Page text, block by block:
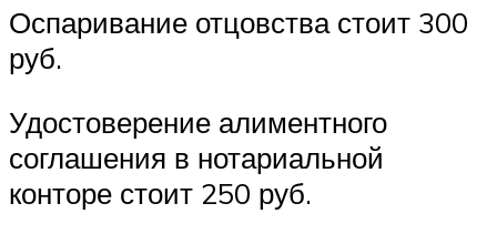
Оспаривание отцовства стоит 300
руб.
Удостоверение алиментного
соглашения в нотариальной
конторе стоит 250 руб.